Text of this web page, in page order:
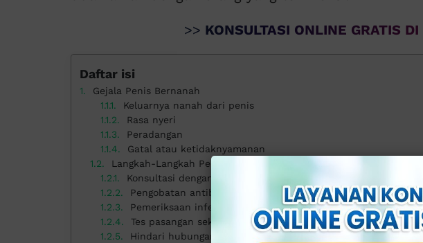
>> KONSULTASI ONLINE GRATIS DI
Daftar isi
Gejala Penis Bernanah
Keluarnya nanah dari penis
Rasa nyeri
Peradangan
Gatal atau ketidaknyamanan
Langkah-Langkah Pengobatan
Konsultasi dengan dokter ahli
Pengobatan antibiotik
Pemeriksaan infeksi menular seksual (IMS) lainnya
Tes pasangan seksual
Hindari hubungan seksual